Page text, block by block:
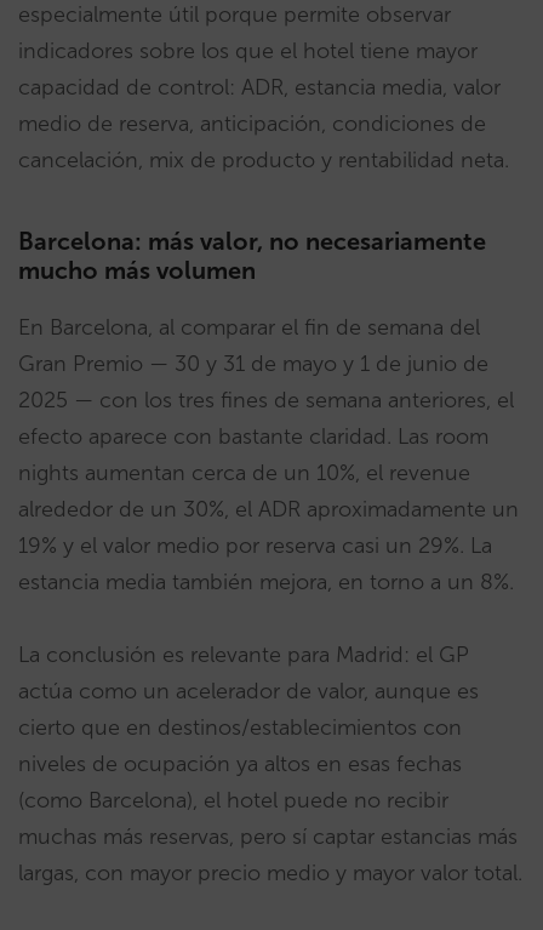
especialmente útil porque permite observar
indicadores sobre los que el hotel tiene mayor
capacidad de control: ADR, estancia media, valor
medio de reserva, anticipación, condiciones de
cancelación, mix de producto y rentabilidad neta.
Barcelona: más valor, no necesariamente
mucho más volumen
En Barcelona, al comparar el fin de semana del
Gran Premio — 30 y 31 de mayo y 1 de junio de
2025 — con los tres fines de semana anteriores, el
efecto aparece con bastante claridad. Las room
nights aumentan cerca de un 10%, el revenue
alrededor de un 30%, el ADR aproximadamente un
19% y el valor medio por reserva casi un 29%. La
estancia media también mejora, en torno a un 8%.
La conclusión es relevante para Madrid: el GP
actúa como un acelerador de valor, aunque es
cierto que en destinos/establecimientos con
niveles de ocupación ya altos en esas fechas
(como Barcelona), el hotel puede no recibir
muchas más reservas, pero sí captar estancias más
largas, con mayor precio medio y mayor valor total.